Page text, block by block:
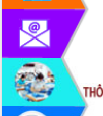
Lễ truy điệu và an táng hài cốt liệt sĩ
tại Nghĩa trang Liệt sĩ xã Sơn Hòa
Bàn giải pháp tháo gỡ khó khăn trong
xuất khẩu sầu riêng và triển khai quy
Thứ trưởng Bộ Nông nghiệp và Môi
trường Nguyễn Hoàng Hiệp khảo sát
vùng trồng và doanh nghiệp đóng gói
sầu riêng tại Đắk Lắk
Trình diễn nghệ thuật chế biến các